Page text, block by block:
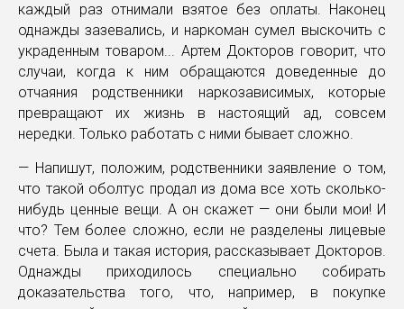
каждый раз отнимали взятое без оплаты. Наконец
однажды зазевались, и наркоман сумел выскочить с
украденным товаром... Артем Докторов говорит, что
случаи, когда к ним обращаются доведенные до
отчаяния родственники наркозависимых, которые
превращают их жизнь в настоящий ад, совсем
нередки. Только работать с ними бывает сложно.
— Напишут, положим, родственники заявление о том,
что такой оболтус продал из дома все хоть сколько-
нибудь ценные вещи. А он скажет — они были мои! И
что? Тем более сложно, если не разделены лицевые
счета. Была и такая история, рассказывает Докторов.
Однажды приходилось специально собирать
доказательства того, что, например, в покупке